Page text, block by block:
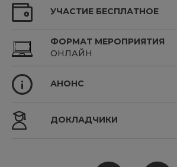
УЧАСТИЕ БЕСПЛАТНОЕ
ФОРМАТ МЕРОПРИЯТИЯ
ОНЛАЙН
АНОНС
ДОКЛАДЧИКИ